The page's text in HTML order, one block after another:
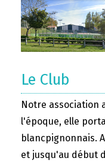
Le Club
Notre association
l'époque, elle
blancpignonnais.
et jusqu'au début